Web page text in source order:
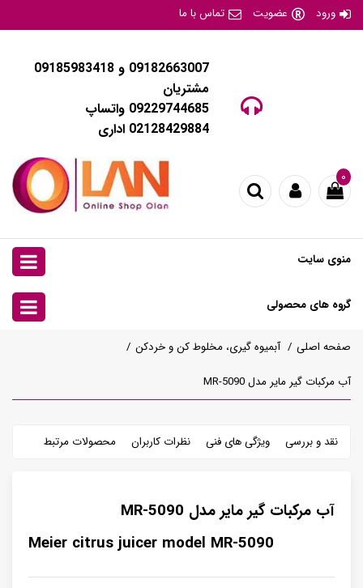
ورود عضویت تماس با ما
09182663007 و 09185983418
مشتریان
09229744685 واتساپ
02128429884 اداری
۰
منوی سایت
گروه های محصولی
صفحه اصلی آبمیوه گیری، مخلوط کن و خردکن
آب مرکبات گیر مایر مدل MR-5090
نقد و بررسی ویژگی های فنی نظرات کاربران محصولات مرتبط
آب مرکبات گیر مایر مدل MR-5090
Meier citrus juicer model MR-5090